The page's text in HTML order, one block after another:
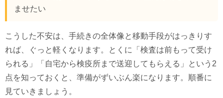
ませたい
こうした不安は、手続きの全体像と移動手段がはっきりす
れば、ぐっと軽くなります。とくに「検査は前もって受け
られる」「自宅から検疫所まで送迎してもらえる」という2
点を知っておくと、準備がずいぶん楽になります。順番に
見ていきましょう。